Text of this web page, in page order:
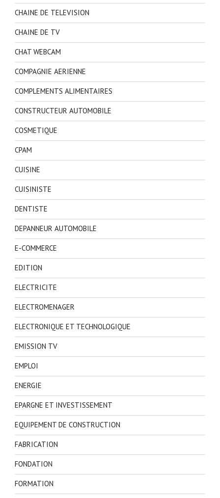
CHAINE DE TELEVISION
CHAINE DE TV
CHAT WEBCAM
COMPAGNIE AERIENNE
COMPLEMENTS ALIMENTAIRES
CONSTRUCTEUR AUTOMOBILE
COSMETIQUE
CPAM
CUISINE
CUISINISTE
DENTISTE
DEPANNEUR AUTOMOBILE
E-COMMERCE
EDITION
ELECTRICITE
ELECTROMENAGER
ELECTRONIQUE ET TECHNOLOGIQUE
EMISSION TV
EMPLOI
ENERGIE
EPARGNE ET INVESTISSEMENT
EQUIPEMENT DE CONSTRUCTION
FABRICATION
FONDATION
FORMATION